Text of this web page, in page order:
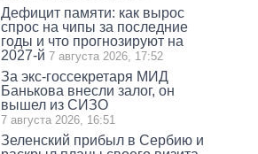
Дефицит памяти: как вырос
спрос на чипы за последние
годы и что прогнозируют на
2027-й 7 августа 2026, 17:52
За экс-госсекретаря МИД
Банькова внесли залог, он
вышел из СИЗО
7 августа 2026, 16:51
Зеленский прибыл в Сербию и